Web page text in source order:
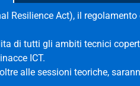
Resilience Act), il
di tutti gli ambiti tecnici
ICT.
alle sessioni teoriche,